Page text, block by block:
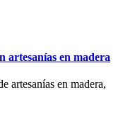
en madera
artesanías en madera,